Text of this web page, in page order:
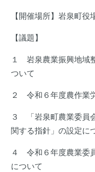
【開催場所】岩泉町
【議題】
１ 岩泉農業振興地域
ついて
２ 令和６年度農作業
３ 「岩泉町農業委員
関する指針」の設定に
４ 令和６年度農業委
について